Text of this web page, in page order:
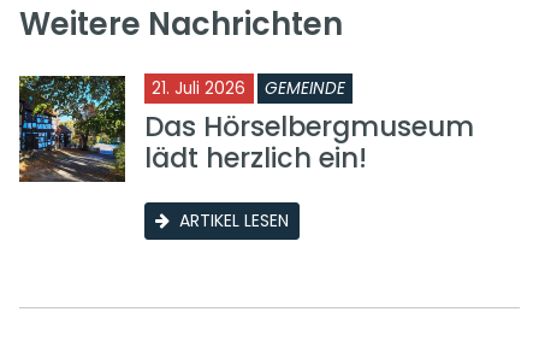
Weitere Nachrichten
21. Juli 2026 GEMEINDE
Das Hörselbergmuseum
lädt herzlich ein!
ARTIKEL LESEN